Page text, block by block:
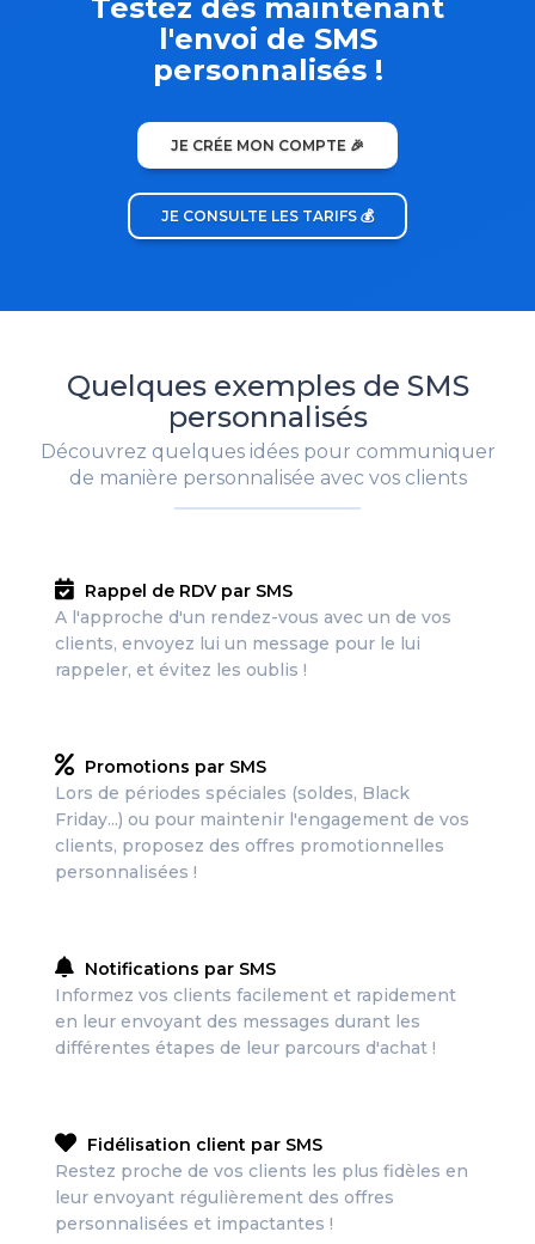
Testez dès maintenant
l'envoi de SMS
personnalisés !
JE CRÉE MON COMPTE 🎉
JE CONSULTE LES TARIFS 💰
Quelques exemples de SMS
personnalisés
Découvrez quelques idées pour communiquer
de manière personnalisée avec vos clients
Rappel de RDV par SMS
A l'approche d'un rendez-vous avec un de vos
clients, envoyez lui un message pour le lui
rappeler, et évitez les oublis !
Promotions par SMS
Lors de périodes spéciales (soldes, Black
Friday...) ou pour maintenir l'engagement de vos
clients, proposez des offres promotionnelles
personnalisées !
Notifications par SMS
Informez vos clients facilement et rapidement
en leur envoyant des messages durant les
différentes étapes de leur parcours d'achat !
Fidélisation client par SMS
Restez proche de vos clients les plus fidèles en
leur envoyant régulièrement des offres
personnalisées et impactantes !